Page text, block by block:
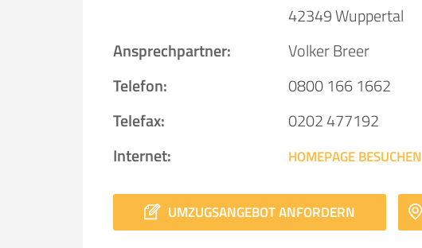
42349 Wuppertal
Ansprechpartner:
Volker Breer
Telefon:
0800 166 1662
Telefax:
0202 477192
Internet:
HOMEPAGE BESUCHEN
UMZUGSANGEBOT ANFORDERN